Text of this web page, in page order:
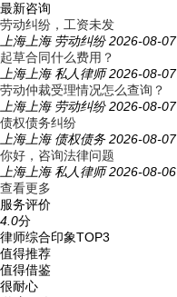
最新咨询
劳动纠纷，工资未发
上海上海 劳动纠纷 2026-08-07
起草合同什么费用？
上海上海 私人律师 2026-08-07
劳动仲裁受理情况怎么查询？
上海上海 劳动纠纷 2026-08-07
债权债务纠纷
上海上海 债权债务 2026-08-07
你好，咨询法律问题
上海上海 私人律师 2026-08-06
查看更多
服务评价
4.0分
律师综合印象TOP3
值得推荐
值得借鉴
很耐心